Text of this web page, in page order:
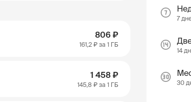
806 ₽
161,2 ₽ за 1 ГБ
1 458 ₽
145,8 ₽ за 1 ГБ
7
14
30